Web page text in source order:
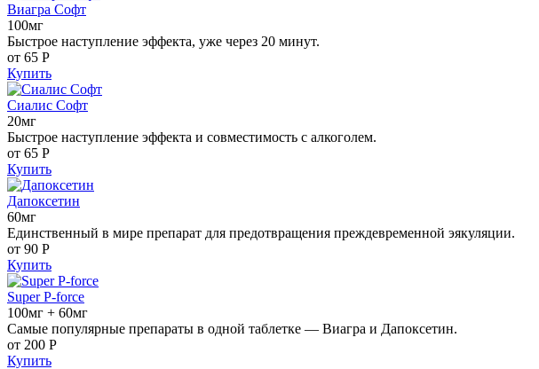
Виагра Софт
100мг
Быстрое наступление эффекта, уже через 20 минут.
от 65 Р
Купить
Сиалис Софт
20мг
Быстрое наступление эффекта и совместимость с алкоголем.
от 65 Р
Купить
Дапоксетин
60мг
Единственный в мире препарат для предотвращения преждевременной эякуляции.
от 90 Р
Купить
Super P-force
100мг + 60мг
Самые популярные препараты в одной таблетке — Виагра и Дапоксетин.
от 200 Р
Купить